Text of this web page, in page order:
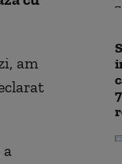
am
a